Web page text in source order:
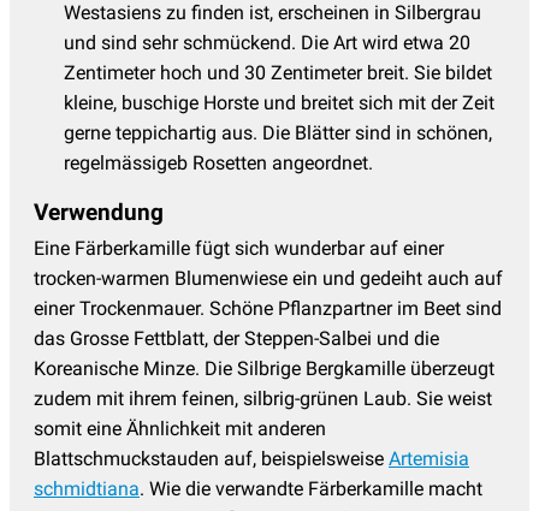
Veilchen(6)
Wermut - Artemisia(9)
Wiesenknopf - Sanguisorba(10)
Wiesenraute
Wolfsmilch - Euphorbia
Ziersalbei (15)
Ziest - Stachys(5)
Westasiens zu finden ist, erscheinen in Silbergrau
und sind sehr schmückend. Die Art wird etwa 20
Zentimeter hoch und 30 Zentimeter breit. Sie bildet
kleine, buschige Horste und breitet sich mit der Zeit
gerne teppichartig aus. Die Blätter sind in schönen,
regelmässigeb Rosetten angeordnet.
Verwendung
Eine Färberkamille fügt sich wunderbar auf einer
trocken-warmen Blumenwiese ein und gedeiht auch auf
einer Trockenmauer. Schöne Pflanzpartner im Beet sind
das Grosse Fettblatt, der Steppen-Salbei und die
Koreanische Minze. Die Silbrige Bergkamille überzeugt
zudem mit ihrem feinen, silbrig-grünen Laub. Sie weist
somit eine Ähnlichkeit mit anderen
Blattschmuckstauden auf, beispielsweise Artemisia
schmidtiana. Wie die verwandte Färberkamille macht